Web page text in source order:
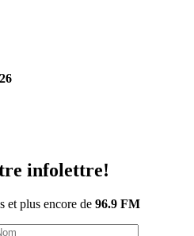
infolettre!
et plus encore de 96.9 FM